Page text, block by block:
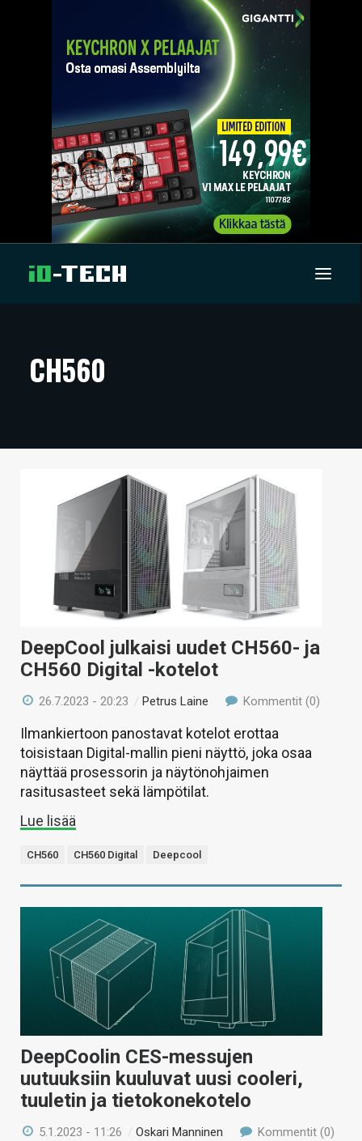
ARTIKKELIT
TECHBBS
HINTA.FI
VAIHDA TEEMA
HAKU
CH560
DeepCool julkaisi uudet CH560- ja
CH560 Digital -kotelot
26.7.2023 - 20:23 /Petrus Laine Kommentit (0)
Ilmankiertoon panostavat kotelot erottaa
toisistaan Digital-mallin pieni näyttö, joka osaa
näyttää prosessorin ja näytönohjaimen
rasitusasteet sekä lämpötilat.
Lue lisää
CH560 CH560 Digital Deepcool
DeepCoolin CES-messujen
uutuuksiin kuuluvat uusi cooleri,
tuuletin ja tietokonekotelo
5.1.2023 - 11:26 /Oskari Manninen Kommentit (0)